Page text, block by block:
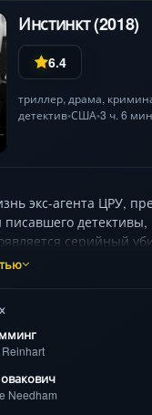
Инстинкт (2018)
6.4
триллер, драма,
детектив•США•3 ч. 6
экс-агента ЦРУ,
детективы,
серийный
— точное воплощение
изощренную игру с
ему личный
раскрывает тёмные
героя снова
навыки. Алан
Needham